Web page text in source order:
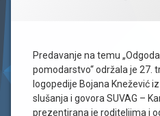
Predavanje na temu
pomodarstvo“ održala je 27.
logopedije Bojana Knežević
slušanja i govora SUVAG –
prezentirana je roditeljima i